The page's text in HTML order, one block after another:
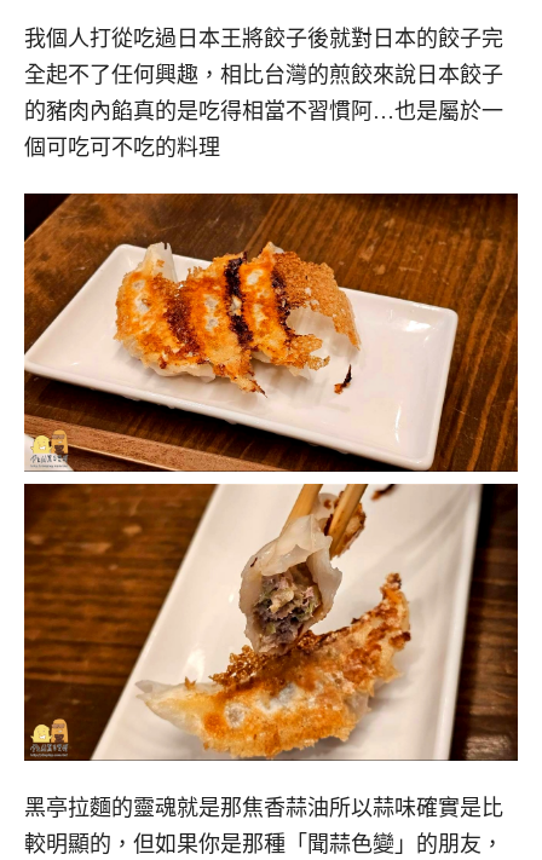
我個人打從吃過日本王將餃子後就對日本的餃子完
全起不了任何興趣，相比台灣的煎餃來說日本餃子
的豬肉內餡真的是吃得相當不習慣阿…也是屬於一
個可吃可不吃的料理
黑亭拉麵的靈魂就是那焦香蒜油所以蒜味確實是比
較明顯的，但如果你是那種「聞蒜色變」的朋友，